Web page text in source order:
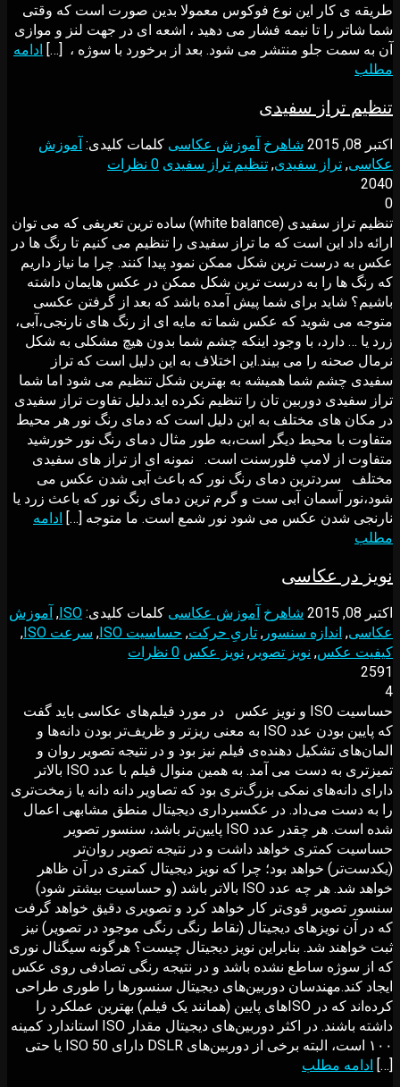
طریقه ی کار این نوع فوکوس معمولا بدین صورت است که وقتی
شما شاتر را تا نیمه فشار می دهید ، اشعه ای در جهت لنز و موازی
آن به سمت جلو منتشر می شود. بعد از برخورد با سوژه ، […] ادامه
مطلب
تنظیم تراز سفیدی
اکتبر 08, 2015 شاهرخ آموزش عکاسی کلمات کلیدی: آموزش
عکاسی, تراز سفیدی, تنظیم تراز سفیدی 0 نظرات
2040
0
تنظیم تراز سفیدی (white balance) ساده ترین تعریفی که می توان
ارائه داد این است که ما تراز سفیدی را تنظیم می کنیم تا رنگ ها در
عکس به درست ترین شکل ممکن نمود پیدا کنند. چرا ما نیاز داریم
که رنگ ها را به درست ترین شکل ممکن در عکس هایمان داشته
باشیم؟ شاید برای شما پیش آمده باشد که بعد از گرفتن عکسی
متوجه می شوید که عکس شما ته مایه ای از رنگ های نارنجی،آبی،
زرد یا … دارد، با وجود اینکه چشم شما بدون هیچ مشکلی به شکل
نرمال صحنه را می بیند.این اختلاف به این دلیل است که تراز
سفیدی چشم شما همیشه به بهترین شکل تنظیم می شود اما شما
تراز سفیدی دوربین تان را تنظیم نکرده اید.دلیل تفاوت تراز سفیدی
در مکان های مختلف به این دلیل است که دمای رنگ نور هر محیط
متفاوت با محیط دیگر است،به طور مثال دمای رنگ نور خورشید
متفاوت از لامپ فلورسنت است. نمونه ای از تراز های سفیدی
مختلف سردترین دمای رنگ نور که باعث آبی شدن عکس می
شود،نور آسمان آبی ست و گرم ترین دمای رنگ نور که باعث زرد یا
نارنجی شدن عکس می شود نور شمع است. ما متوجه […] ادامه
مطلب
نویز در عکاسی
اکتبر 08, 2015 شاهرخ آموزش عکاسی کلمات کلیدی: ISO
, آموزش
عکاسی, اندازه سنسور , تاریِ حرکت, حساسیت ISO , سرعت ISO
,
کیفیت عکس, نویز تصویر , نویز عکس 0 نظرات
2591
4
حساسیت ISO و نویز عکس در مورد فیلم‌های عکاسی باید گفت
که پایین بودن عدد ISO به معنی ریزتر و ظریف‌تر بودن دانه‌ها و
المان‌های تشکیل دهنده‌ی فیلم نیز بود و در نتیجه تصویر روان و
تمیزتری به دست می آمد. به همین منوال فیلم با عدد ISO بالاتر
دارای دانه‌های نمکی بزرگ‌تری بود که تصاویر دانه دانه یا زمخت‌تری
را به دست می‌داد. در عکسبرداری دیجیتال منطق مشابهی اعمال
شده است. هر چقدر عدد ISO پایین‌تر باشد، سنسور تصویر
حساسیت کمتری خواهد داشت و در نتیجه تصویر روان‌تر
(یکدست‌تر) خواهد بود؛ چرا که نویز دیجیتال کمتری در آن ظاهر
خواهد شد. هر چه عدد ISO بالاتر باشد (و حساسیت بیشتر شود)
سنسور تصویر قوی‌تر کار خواهد کرد و تصویری دقیق خواهد گرفت
که در آن نویزهای دیجیتال (نقاط رنگی رنگی موجود در تصویر) نیز
ثبت خواهند شد. بنابراین نویز دیجیتال چیست؟ هرگونه سیگنال نوری
که از سوژه ساطع نشده باشد و در نتیجه رنگی تصادفی روی عکس
ایجاد کند.مهندسان دوربین‌های دیجیتال سنسورها را طوری طراحی
کرده‌اند که در ISOهای پایین (همانند یک فیلم) بهترین عملکرد را
داشته باشند. در اکثر دوربین‌های دیجیتال مقدار ISO استاندارد کمینه
۱۰۰ است، البته برخی از دوربین‌های DSLR دارای ISO 50 یا حتی
[…] ادامه مطلب